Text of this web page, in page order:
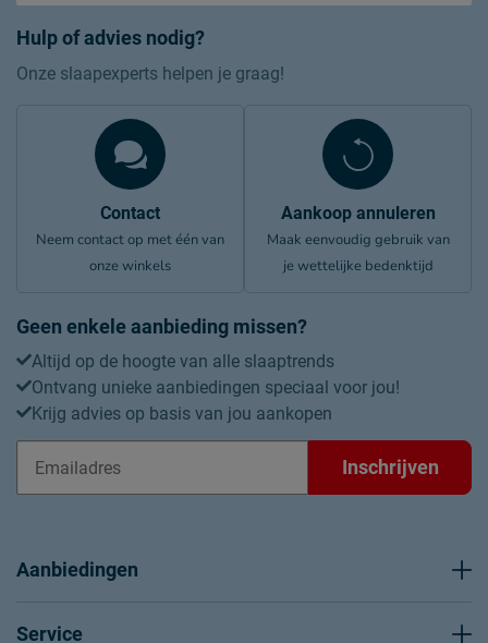
Hulp of advies nodig?
Onze slaapexperts helpen je graag!
Contact
Neem contact op met één van
onze winkels
Aankoop annuleren
Maak eenvoudig gebruik van
je wettelijke bedenktijd
Geen enkele aanbieding missen?
Altijd op de hoogte van alle slaaptrends
Ontvang unieke aanbiedingen speciaal voor jou!
Krijg advies op basis van jou aankopen
Inschrijven
Aanbiedingen
Service